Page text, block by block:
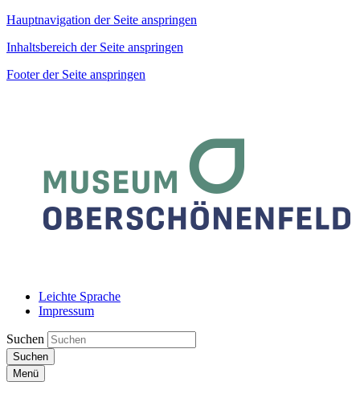
Hauptnavigation der Seite anspringen
Inhaltsbereich der Seite anspringen
Footer der Seite anspringen
Leichte Sprache
Impressum
Suchen
Suchen
Menü